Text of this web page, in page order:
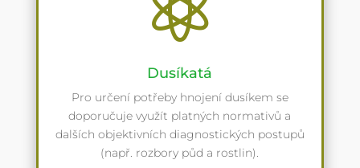
Dusíkatá
Pro určení potřeby hnojení dusíkem se
doporučuje využít platných normativů a
dalších objektivních diagnostických postupů
(např. rozbory půd a rostlin).